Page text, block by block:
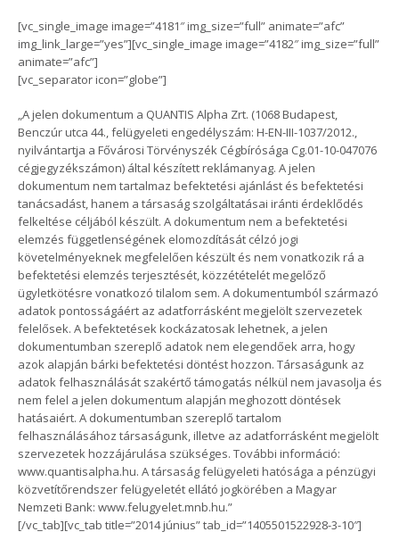
[vc_single_image image=”4181″ img_size=”full” animate=”afc”
img_link_large=”yes”][vc_single_image image=”4182″ img_size=”full”
animate=”afc”]
[vc_separator icon=”globe”]
„A jelen dokumentum a QUANTIS Alpha Zrt. (1068 Budapest,
Benczúr utca 44., felügyeleti engedélyszám: H-EN-III-1037/2012.,
nyilvántartja a Fővárosi Törvényszék Cégbírósága Cg.01-10-047076
cégjegyzékszámon) által készített reklámanyag. A jelen
dokumentum nem tartalmaz befektetési ajánlást és befektetési
tanácsadást, hanem a társaság szolgáltatásai iránti érdeklődés
felkeltése céljából készült. A dokumentum nem a befektetési
elemzés függetlenségének elomozdítását célzó jogi
követelményeknek megfelelően készült és nem vonatkozik rá a
befektetési elemzés terjesztését, közzétételét megelőző
ügyletkötésre vonatkozó tilalom sem. A dokumentumból származó
adatok pontosságáért az adatforrásként megjelölt szervezetek
felelősek. A befektetések kockázatosak lehetnek, a jelen
dokumentumban szereplő adatok nem elegendőek arra, hogy
azok alapján bárki befektetési döntést hozzon. Társaságunk az
adatok felhasználását szakértő támogatás nélkül nem javasolja és
nem felel a jelen dokumentum alapján meghozott döntések
hatásaiért. A dokumentumban szereplő tartalom
felhasználásához társaságunk, illetve az adatforrásként megjelölt
szervezetek hozzájárulása szükséges. További információ:
www.quantisalpha.hu. A társaság felügyeleti hatósága a pénzügyi
közvetítőrendszer felügyeletét ellátó jogkörében a Magyar
Nemzeti Bank: www.felugyelet.mnb.hu.”
[/vc_tab][vc_tab title=”2014 június” tab_id=”1405501522928-3-10″]